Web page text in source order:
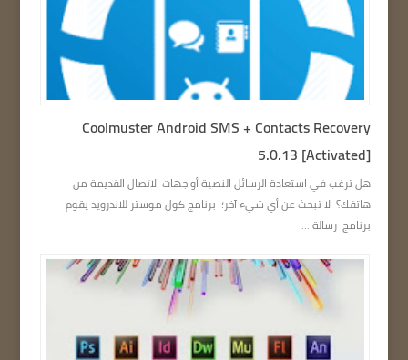
Coolmuster Android SMS + Contacts Recovery
5.0.13 [Activated]
هل ترغب في استعادة الرسائل النصية أو جهات الاتصال القديمة من
هاتفك؟ لا تبحث عن أي شيء آخر؛ برنامج كول موستر للاندرويد يقوم
برنامج رسالة ...